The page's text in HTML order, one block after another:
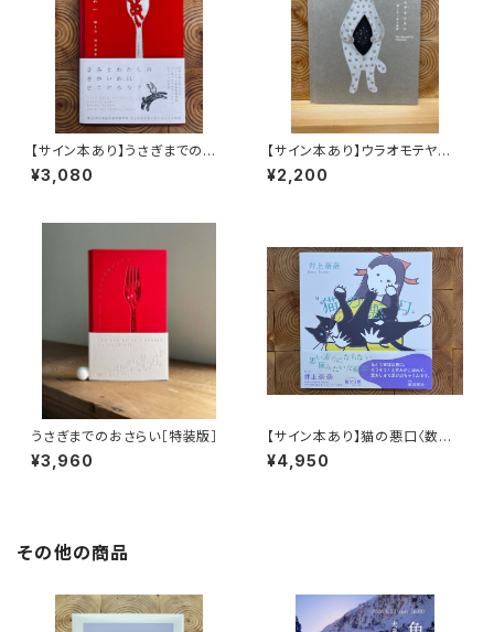
【サイン本あり】うさぎまでのお
さらい［通常版］
¥3,080
【サイン本あり】ウラオモテヤマ
ネコ
¥2,200
うさぎまでのおさらい［特装版］
¥3,960
【サイン本あり】猫の悪口〈数量
限定・オリジナルトート付き〉
¥4,950
その他の商品